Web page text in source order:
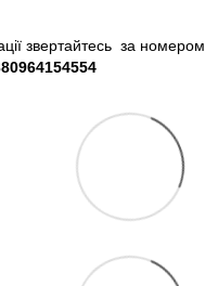
звертайтесь за номером